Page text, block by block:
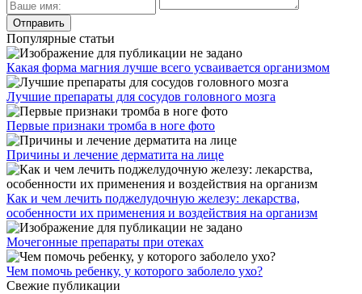
Популярные статьи
Какая форма магния лучше всего усваивается организмом
Лучшие препараты для сосудов головного мозга
Первые признаки тромба в ноге фото
Причины и лечение дерматита на лице
Как и чем лечить поджелудочную железу: лекарства,
особенности их применения и воздействия на организм
Мочегонные препараты при отеках
Чем помочь ребенку, у которого заболело ухо?
Свежие публикации